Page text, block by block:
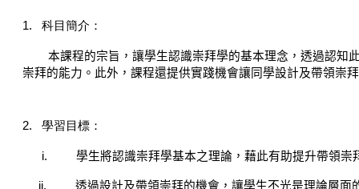
1. 科目簡介：
本課程的宗旨，讓學生認識崇拜學的基本理念，透過認知
崇拜的能力。此外，課程還提供實踐機會讓同學設計及帶領崇
2. 學習目標：
i. 學生將認識崇拜學基本之理論，藉此有助提升帶領崇
ii. 透過設計及帶領崇拜的機會，讓學生不光是理論層面